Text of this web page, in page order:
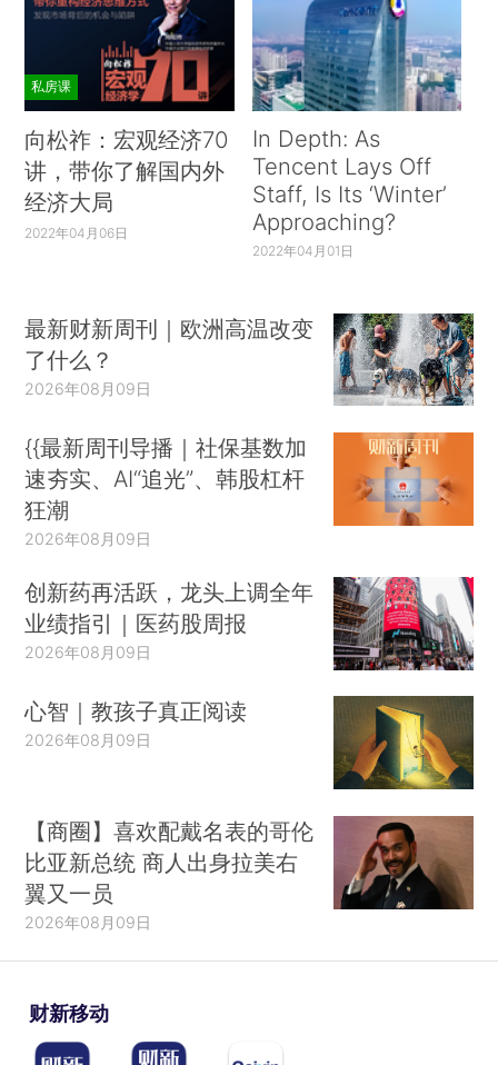
私房课
向松祚：宏观经济70
讲，带你了解国内外
经济大局
2022年04月06日
In Depth: As
Tencent Lays Off
Staff, Is Its ‘Winter’
Approaching?
2022年04月01日
最新财新周刊｜欧洲高温改变
了什么？
2026年08月09日
{{最新周刊导播｜社保基数加
速夯实、AI“追光”、韩股杠杆
狂潮
2026年08月09日
创新药再活跃，龙头上调全年
业绩指引｜医药股周报
2026年08月09日
心智｜教孩子真正阅读
2026年08月09日
【商圈】喜欢配戴名表的哥伦
比亚新总统 商人出身拉美右
翼又一员
2026年08月09日
财新移动